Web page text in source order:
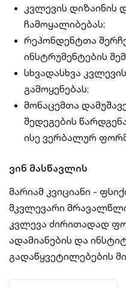
კვლევის
ჩამოყალიბებას;
რეპონდენტთა
ინსტრუმენტების
სხვადასხვა
გამოყენებას;
მონაცემთა
შედეგების
ისე ვერბალურ
ვინ მასწავლის
მარიამ კვიციანი -
მკვლევარი
კვლევა ძირითადად
ადამიანების და
გადაწყვეტილებების